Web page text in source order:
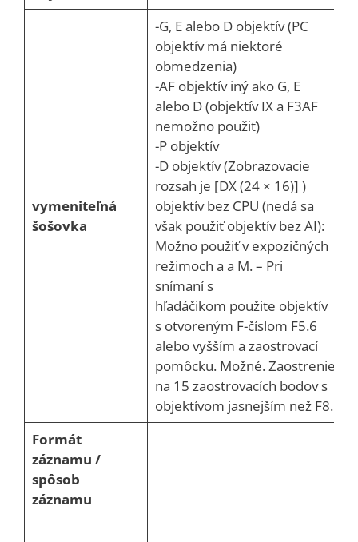
vymeniteľná
šošovka
-G, E alebo D objektív (PC
objektív má niektoré
obmedzenia)
-AF objektív iný ako G, E
alebo D (objektív IX a F3AF
nemožno použiť)
-P objektív
-D objektív (Zobrazovacie
rozsah je [DX (24 × 16)] )
objektív bez CPU (nedá sa
však použiť objektív bez AI):
Možno použiť v expozičných
režimoch a a M. – Pri
snímaní s
hľadáčikom použite objektív
s otvoreným F-číslom F5.6
alebo vyšším a zaostrovací
pomôcku. Možné. Zaostrenie
na 15 zaostrovacích bodov s
objektívom jasnejším než F8.
Formát
záznamu /
spôsob
záznamu